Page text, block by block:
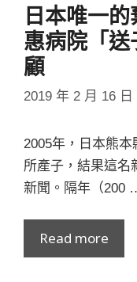
日本唯一
惠病院「
顧
2019 年 2 月 16 日
2005年，日本熊
所產子，結果這名
新聞。隔年（200
Read more